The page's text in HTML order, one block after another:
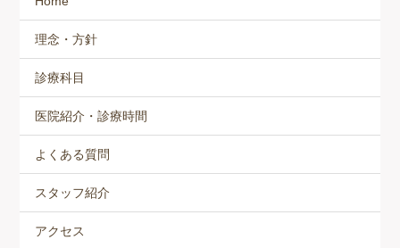
理念・方針
診療科目
医院紹介・診療時間
よくある質問
スタッフ紹介
アクセス